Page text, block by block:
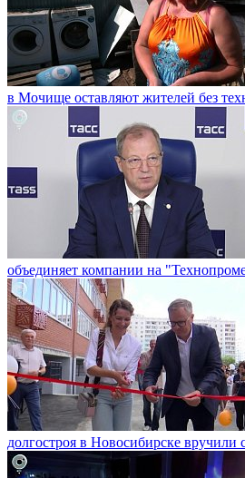
в Мочище оставляют жителей без
объединяет компании на
долгостроя в Новосибирске вручили